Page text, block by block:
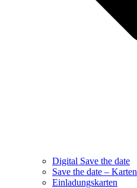
Digital Save the date
Save the date – Karten
Einladungskarten